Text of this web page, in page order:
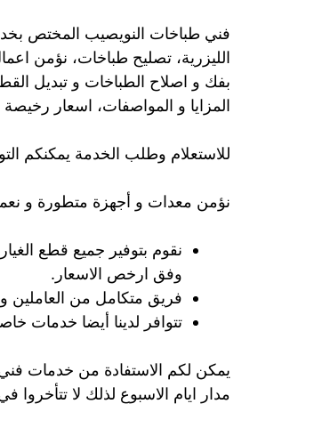
فني طباخات النويصيب المختص
الليزرية، تصليح طباخات، نؤمن
بفك و اصلاح الطباخات و تبديل
المزايا و المواصفات، اسعار
للاستعلام وطلب الخدمة يمكنكم
نؤمن معدات و أجهزة متطورة و
نقوم بتوفير جميع قطع
وفق ارخص الاسعار.
فريق متكامل من العاملين
تتوافر لدينا أيضا خدمات
يمكن لكم الاستفادة من خدمات
مدار ايام الاسبوع لذلك لا تتأخروا في طلبنا